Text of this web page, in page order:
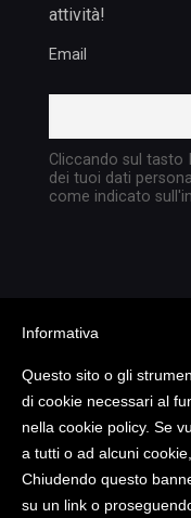
attività!
Email
Cliccando sul
dei tuoi dati
come indicato
Copyright @
Informativa
Questo sito o gli
di cookie necessari al
nella cookie policy. Se
a tutti o ad alcuni
Chiudendo questo
su un link o